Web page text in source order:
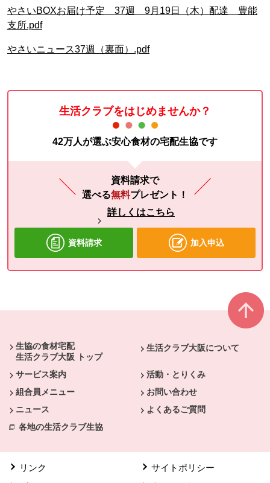
やさいBOXお届け予定 37週 9月19日（木）配達 豊能
支所.pdf
やさいニュース37週（裏面）.pdf
生活クラブをはじめませんか？
42万人が選ぶ安心食材の宅配生協です
資料請求で
選べる無料プレゼント！
詳しくはこちら
資料請求 加入申込
生協の食材宅配
生活クラブ大阪 トップ
生活クラブ大阪について
サービス案内
活動・とりくみ
組合員メニュー
お問い合わせ
ニュース
よくあるご質問
各地の生活クラブ生協
リンク
サイトポリシー